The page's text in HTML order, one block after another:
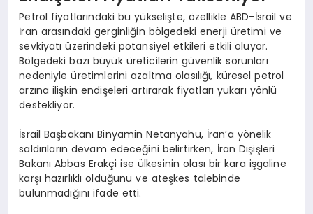
Petrol fiyatlarındaki bu yükselişte, özellikle ABD-İsrail ve
İran arasındaki gerginliğin bölgedeki enerji üretimi ve
sevkiyatı üzerindeki potansiyel etkileri etkili oluyor.
Bölgedeki bazı büyük üreticilerin güvenlik sorunları
nedeniyle üretimlerini azaltma olasılığı, küresel petrol
arzına ilişkin endişeleri artırarak fiyatları yukarı yönlü
destekliyor.
İsrail Başbakanı Binyamin Netanyahu, İran’a yönelik
saldırıların devam edeceğini belirtirken, İran Dışişleri
Bakanı Abbas Erakçi ise ülkesinin olası bir kara işgaline
karşı hazırlıklı olduğunu ve ateşkes talebinde
bulunmadığını ifade etti.